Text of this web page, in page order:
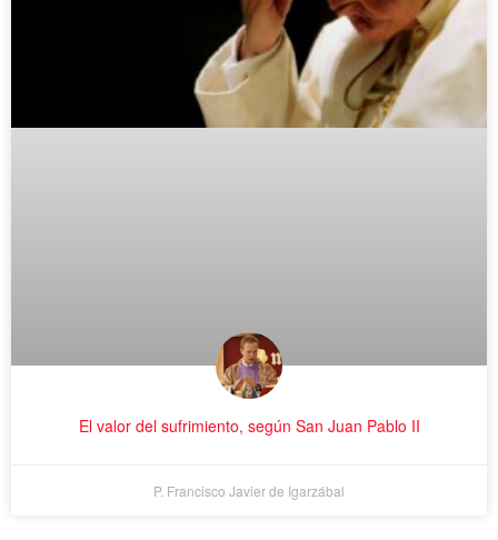
El valor del sufrimiento, según San Juan Pablo II
P. Francisco Javier de Igarzábal